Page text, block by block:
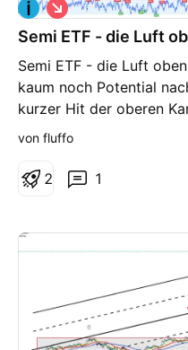
Theta Woche im Golden
Golden Glide Income
Semi ETF - die Luft
Semi ETF - die Luft
kaum noch Potential
kurzer Hit der oberen
doppelte Kanalabtrag
S
h
o
t
von fluffo
1
2